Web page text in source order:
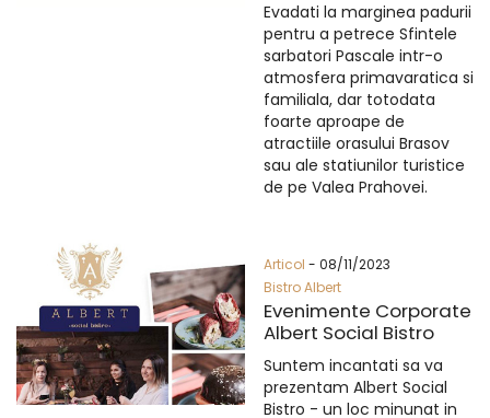
Evadati la marginea padurii
pentru a petrece Sfintele
sarbatori Pascale intr-o
atmosfera primavaratica si
familiala, dar totodata
foarte aproape de
atractiile orasului Brasov
sau ale statiunilor turistice
de pe Valea Prahovei.
Articol - 08/11/2023
Bistro Albert
Evenimente Corporate
Albert Social Bistro
Suntem incantati sa va
prezentam Albert Social
Bistro - un loc minunat in